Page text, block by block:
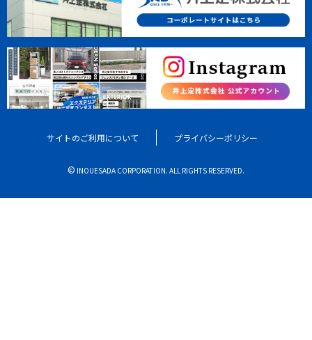
サイトのご利用について プライバシーポリシー
© INOUESADA CORPORATION. ALL RIGHTS RESERVED.